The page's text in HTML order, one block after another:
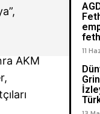
AKM
11